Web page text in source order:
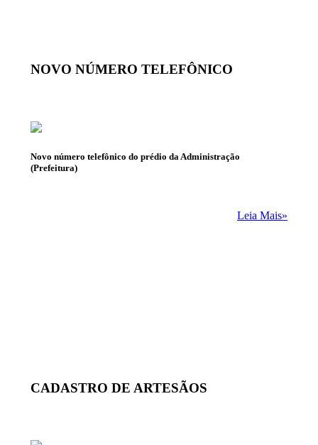
NOVO NÚMERO TELEFÔNICO
Novo número telefônico do prédio da Administração
(Prefeitura)
Leia Mais»
CADASTRO DE ARTESÃOS